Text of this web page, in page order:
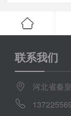
联系我们
河北省秦